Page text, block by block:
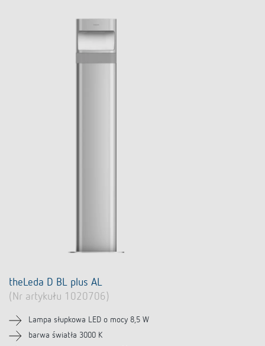
theLeda D BL plus AL
(Nr artykułu 1020706)
Lampa słupkowa LED o mocy 8,5 W
barwa światła 3000 K